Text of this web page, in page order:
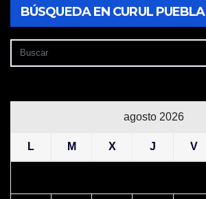
BÚSQUEDA EN CURUL PUEBLA
agosto 2026
L M X J V